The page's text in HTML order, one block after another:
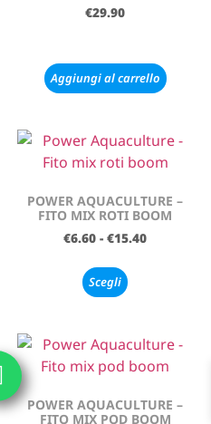
€29.90
Aggiungi al carrello
POWER AQUACULTURE –
FITO MIX ROTI BOOM
€6.60 - €15.40
Scegli
POWER AQUACULTURE –
FITO MIX POD BOOM